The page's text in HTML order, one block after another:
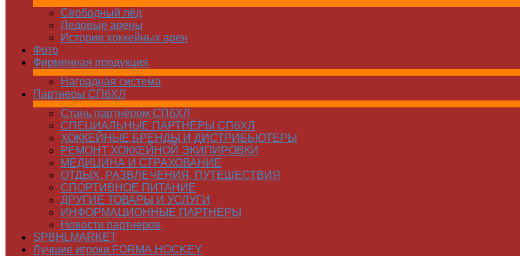
Свободный лёд
Ледовые арены
Истории хоккейных арен
Фото
Фирменная продукция
Наградная система
Партнеры СПбХЛ
Стань партнёром СПбХЛ
СПЕЦИАЛЬНЫЕ ПАРТНЁРЫ СПбХЛ
ХОККЕЙНЫЕ БРЕНДЫ И ДИСТРИБЬЮТЕРЫ
РЕМОНТ ХОККЕЙНОЙ ЭКИПИРОВКИ
МЕДИЦИНА И СТРАХОВАНИЕ
ОТДЫХ, РАЗВЛЕЧЕНИЯ, ПУТЕШЕСТВИЯ
СПОРТИВНОЕ ПИТАНИЕ
ДРУГИЕ ТОВАРЫ И УСЛУГИ
ИНФОРМАЦИОННЫЕ ПАРТНЁРЫ
Новости партнеров
SPBHLMARKET
Лучшие игроки FORMA.HOCKEY